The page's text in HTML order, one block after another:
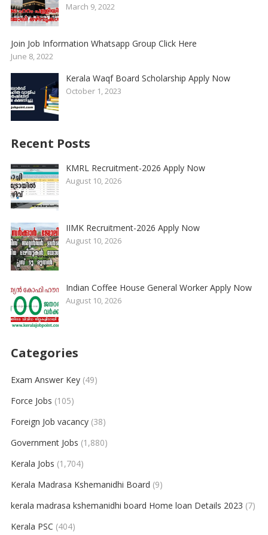
March 9, 2022
Join Job Information Whatsapp Group Click Here
June 8, 2022
Kerala Waqf Board Scholarship Apply Now
October 1, 2023
Recent Posts
KMRL Recruitment-2026 Apply Now
August 10, 2026
IIMK Recruitment-2026 Apply Now
August 10, 2026
Indian Coffee House General Worker Apply Now
August 10, 2026
Categories
Exam Answer Key(49)
Force Jobs (105)
Foreign Job vacancy(38)
Government Jobs (1,880)
Kerala Jobs (1,704)
Kerala Madrasa Kshemanidhi Board (9)
kerala madrasa kshemanidhi board Home loan Details 2023 (7)
Kerala PSC (404)